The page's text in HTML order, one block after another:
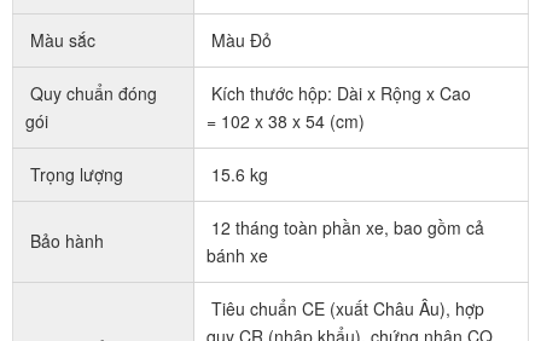
Màu sắc Màu Đỏ
Quy chuẩn đóng
gói
Kích thước hộp: Dài x Rộng x Cao
= 102 x 38 x 54 (cm)
Trọng lượng 15.6 kg
Bảo hành
12 tháng toàn phần xe, bao gồm cả
bánh xe
Tiêu chuẩn CE (xuất Châu Âu), hợp
quy CR (nhập khẩu), chứng nhận CQ